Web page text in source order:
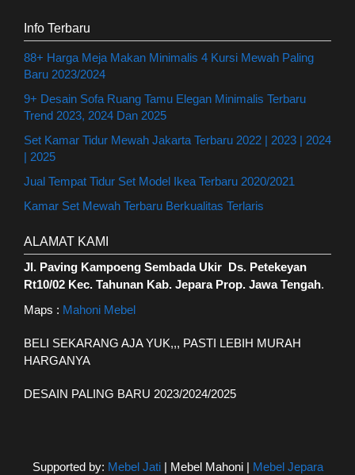
Info Terbaru
88+ Harga Meja Makan Minimalis 4 Kursi Mewah Paling
Baru 2023/2024
9+ Desain Sofa Ruang Tamu Elegan Minimalis Terbaru
Trend 2023, 2024 Dan 2025
Set Kamar Tidur Mewah Jakarta Terbaru 2022 | 2023 | 2024
| 2025
Jual Tempat Tidur Set Model Ikea Terbaru 2020/2021
Kamar Set Mewah Terbaru Berkualitas Terlaris
ALAMAT KAMI
Jl. Paving Kampoeng Sembada Ukir Ds. Petekeyan
Rt10/02 Kec. Tahunan Kab. Jepara Prop. Jawa Tengah.
Maps : Mahoni Mebel
BELI SEKARANG AJA YUK,,, PASTI LEBIH MURAH
HARGANYA
DESAIN PALING BARU 2023/2024/2025
Supported by: Mebel Jati| Mebel Mahoni | Mebel Jepara